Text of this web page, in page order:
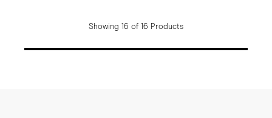
Showing 16 of 16 Products